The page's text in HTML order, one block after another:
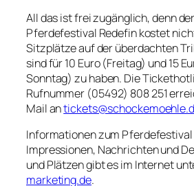
All das ist frei zugänglich, denn
Pferdefestival Redefin kostet
Sitzplätze auf der überdachten
sind für 10 Euro (Freitag) und 15
Sonntag) zu haben. Die
Rufnummer (05492) 808 251
Mail an
Informationen zum Pferdefestival
Impressionen, Nachrichten und
und Plätzen gibt es im Internet
marketing.de.